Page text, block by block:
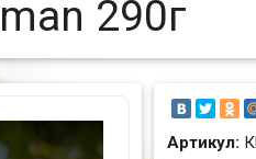
290г
Артикул: